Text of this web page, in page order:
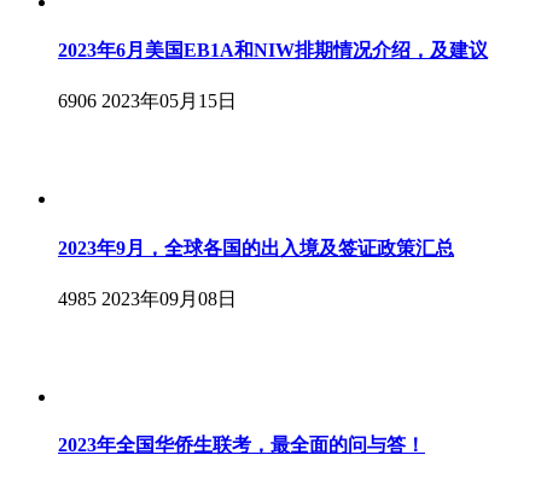
2023年6月美国EB1A和NIW排期情况介绍，及建议
6906 2023年05月15日
2023年9月，全球各国的出入境及签证政策汇总
4985 2023年09月08日
2023年全国华侨生联考，最全面的问与答！